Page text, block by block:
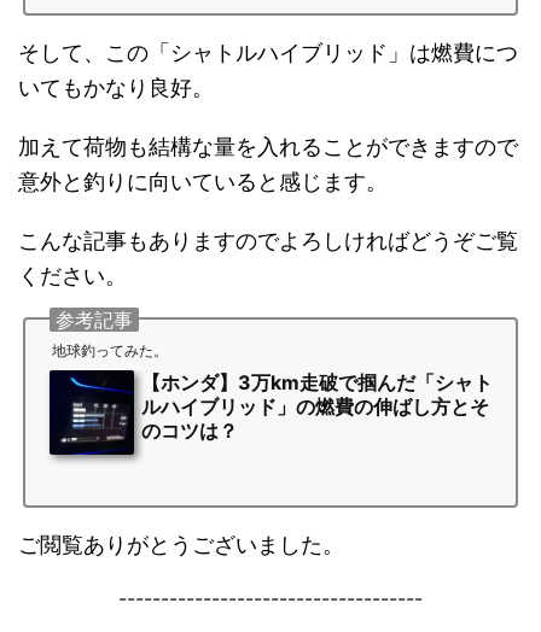
そして、この「シャトルハイブリッド」は燃費につ
いてもかなり良好。
加えて荷物も結構な量を入れることができますので
意外と釣りに向いていると感じます。
こんな記事もありますのでよろしければどうぞご覧
ください。
地球釣ってみた。
参考記事
【ホンダ】3万km走破で掴んだ「シャト
ルハイブリッド」の燃費の伸ばし方とそ
のコツは？
ご閲覧ありがとうございました。
------------------------------------